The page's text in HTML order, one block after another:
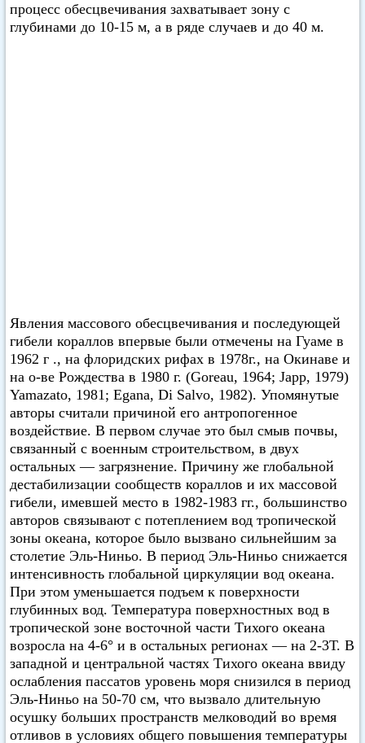
процесс обесцвечивания захватывает зону с
глубинами до 10-15 м, а в ряде случаев и до 40 м.
Явления массового обесцвечивания и последующей
гибели кораллов впервые были отмечены на Гуаме в
1962 г ., на флоридских рифах в 1978г., на Окинаве и
на о-ве Рождества в 1980 г. (Goreau, 1964; Japp, 1979)
Yamazato, 1981; Egana, Di Salvo, 1982). Упомянутые
авторы считали причиной его антропогенное
воздействие. В первом случае это был смыв почвы,
связанный с военным строительством, в двух
остальных — загрязнение. Причину же глобальной
дестабилизации сообществ кораллов и их массовой
гибели, имевшей место в 1982-1983 гг., большинство
авторов связывают с потеплением вод тропической
зоны океана, которое было вызвано сильнейшим за
столетие Эль-Ниньо. В период Эль-Ниньо снижается
интенсивность глобальной циркуляции вод океана.
При этом уменьшается подъем к поверхности
глубинных вод. Температура поверхностных вод в
тропической зоне восточной части Тихого океана
возросла на 4-6° и в остальных регионах — на 2-3Т. В
западной и центральной частях Тихого океана ввиду
ослабления пассатов уровень моря снизился в период
Эль-Ниньо на 50-70 см, что вызвало длительную
осушку больших пространств мелководий во время
отливов в условиях общего повышения температуры